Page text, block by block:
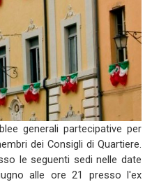
generali partecipative per
dei Consigli di Quartiere.
le seguenti sedi nelle date
alle ore 21 presso l'ex